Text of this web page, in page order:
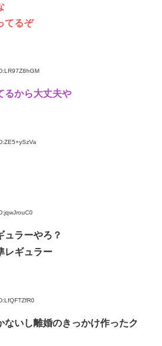
てるぞ
るから大丈夫や
ュラーやろ？
レギュラー
ないし離婚のきっかけ作ったク